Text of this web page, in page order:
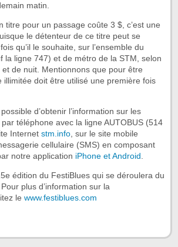
matin.
titre pour un passage coûte 3 $, c’est une
le détenteur de ce titre peut se
qu’il le souhaite, sur l’ensemble du
la ligne 747) et de métro de la STM, selon
de nuit. Mentionnons que pour être
illimitée doit être utilisé une première fois
d’obtenir l’information sur les
téléphone avec la ligne AUTOBUS (514
Internet stm.info, sur le site mobile
cellulaire (SMS) en composant
notre application iPhone et Android.
édition du FestiBlues qui se déroulera du
plus d’information sur la
le www.festiblues.com